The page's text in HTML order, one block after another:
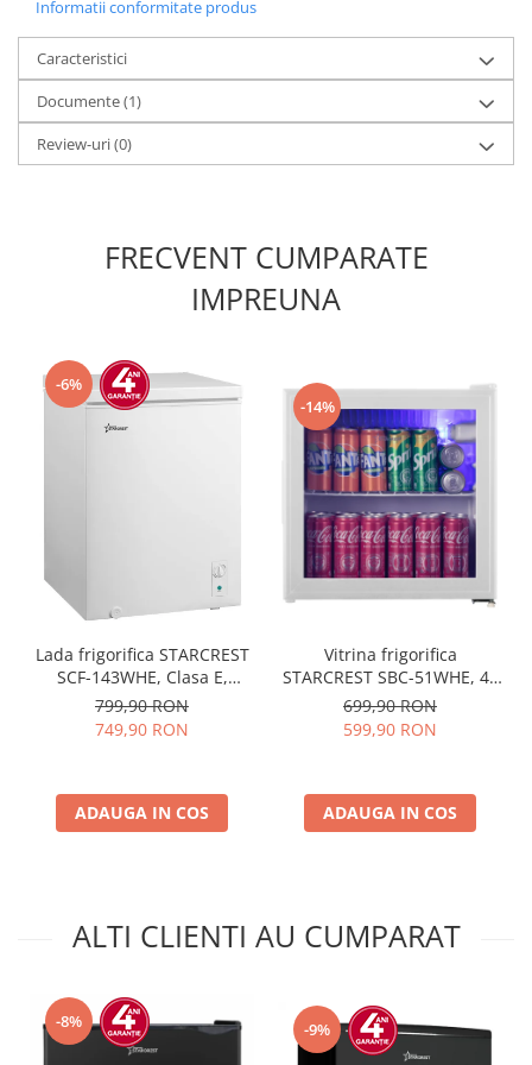
Informatii conformitate produs
Caracteristici
Documente (1)
Review-uri(0)
FRECVENT CUMPARATE
IMPREUNA
-6%
Lada frigorifica STARCREST
SCF-143WHE, Clasa E,
Capacitate 143L, Sistem
convertibil - functie frigider,
799,90 RON
749,90 RON
ADAUGA IN COS
-14%
Vitrina frigorifica
STARCREST SBC-51WHE, 46
L, Control temperatura, Usa
sticla, H 48.8 cm, Alb
699,90 RON
599,90 RON
ADAUGA IN COS
ALTI CLIENTI AU CUMPARAT
-8% -9%